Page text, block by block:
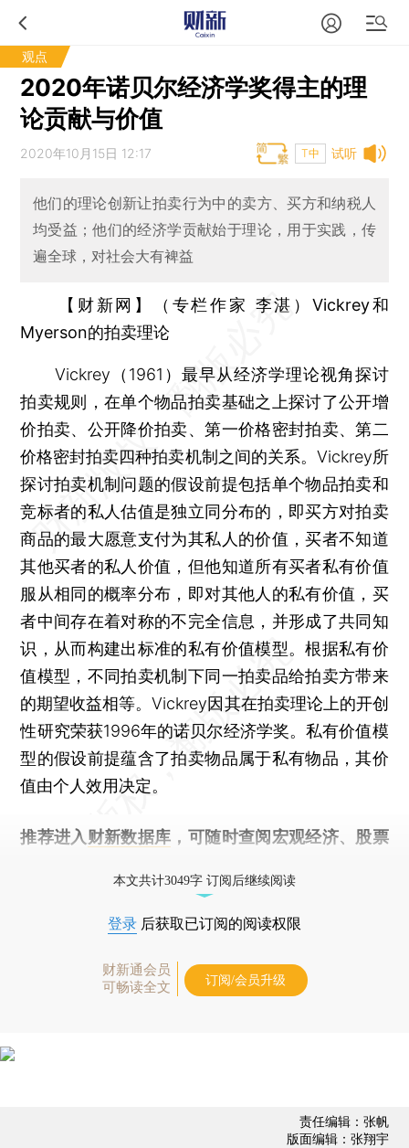
观点
2020年诺贝尔经济学奖得主的理
论贡献与价值
试听
2020年10月15日 12:17 T中
他们的理论创新让拍卖行为中的卖方、买方和纳税人
均受益；他们的经济学贡献始于理论，用于实践，传
遍全球，对社会大有裨益
【财新网】（专栏作家 李湛）Vickrey和
Myerson的拍卖理论
Vickrey（1961）最早从经济学理论视角探讨
拍卖规则，在单个物品拍卖基础之上探讨了公开增
价拍卖、公开降价拍卖、第一价格密封拍卖、第二
价格密封拍卖四种拍卖机制之间的关系。Vickrey所
探讨拍卖机制问题的假设前提包括单个物品拍卖和
竞标者的私人估值是独立同分布的，即买方对拍卖
商品的最大愿意支付为其私人的价值，买者不知道
其他买者的私人价值，但他知道所有买者私有价值
服从相同的概率分布，即对其他人的私有价值，买
者中间存在着对称的不完全信息，并形成了共同知
识，从而构建出标准的私有价值模型。根据私有价
值模型，不同拍卖机制下同一拍卖品给拍卖方带来
的期望收益相等。Vickrey因其在拍卖理论上的开创
性研究荣获1996年的诺贝尔经济学奖。私有价值模
型的假设前提蕴含了拍卖物品属于私有物品，其价
值由个人效用决定。
推荐进入 财新数据库 ，可随时查阅宏观经济、股票
本文共计3049字 订阅后继续阅读
登录 后获取已订阅的阅读权限
财新通会员
可畅读全文
订阅/会员升级
责任编辑：张帆
版面编辑：张翔宇